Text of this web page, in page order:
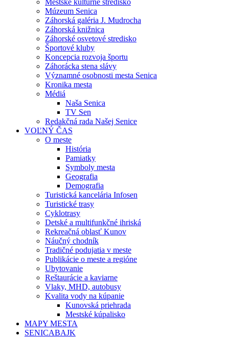
Mestské kultúrne stredisko
Múzeum Senica
Záhorská galéria J. Mudrocha
Záhorská knižnica
Záhorské osvetové stredisko
Športové kluby
Koncepcia rozvoja športu
Záhorácka stena slávy
Významné osobnosti mesta Senica
Kronika mesta
Médiá
Naša Senica
TV Sen
Redakčná rada Našej Senice
VOĽNÝ ČAS
O meste
História
Pamiatky
Symboly mesta
Geografia
Demografia
Turistická kancelária Infosen
Turistické trasy
Cyklotrasy
Detské a multifunkčné ihriská
Rekreačná oblasť Kunov
Náučný chodník
Tradičné podujatia v meste
Publikácie o meste a regióne
Ubytovanie
Reštaurácie a kaviarne
Vlaky, MHD, autobusy
Kvalita vody na kúpanie
Kunovská priehrada
Mestské kúpalisko
MAPY MESTA
SENICABAJK